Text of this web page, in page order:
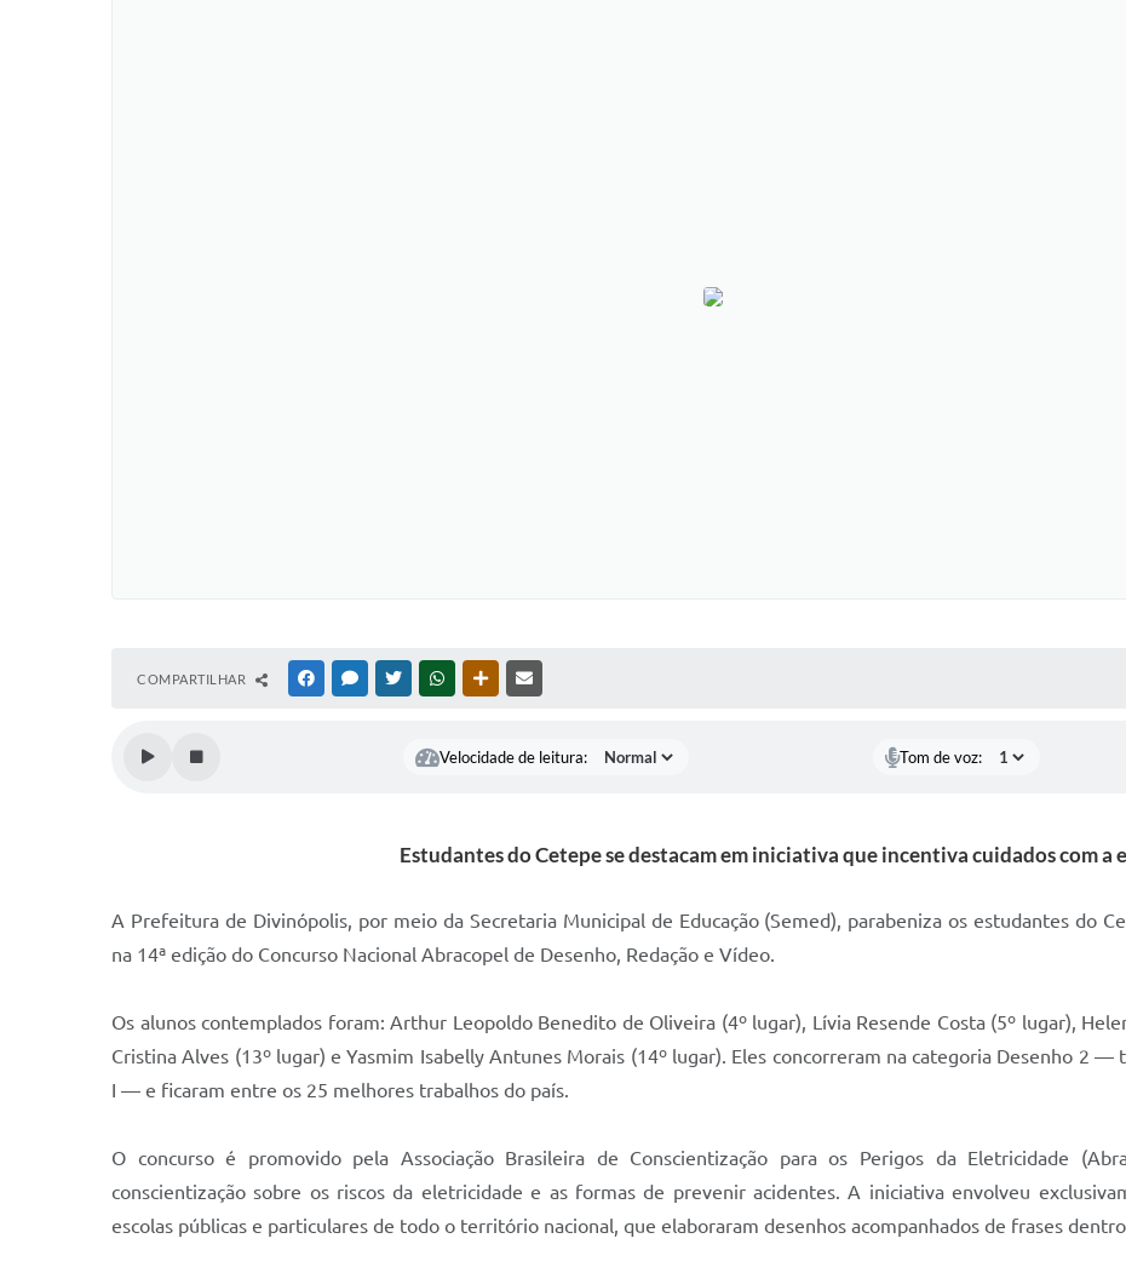
COMPARTILHAR FACEBOOKMESSENGER
TWITTERWHATSAPPOUTRAS MÍDIAS
Velocidade de leitura: Tom de voz:
Estudantes do Cetepe se destacam em iniciativa que incentiva cuidados com a
A Prefeitura de Divinópolis, por meio da Secretaria Municipal de Educação (Semed), parabeniza os estudantes do
na 14ª edição do Concurso Nacional Abracopel de Desenho, Redação e Vídeo.
Os alunos contemplados foram: Arthur Leopoldo Benedito de Oliveira (4º lugar), Lívia Resende Costa (5º lugar),
Cristina Alves (13º lugar) e Yasmim Isabelly Antunes Morais (14º lugar). Eles concorreram na categoria Desenho 2
I — e ficaram entre os 25 melhores trabalhos do país.
O concurso é promovido pela Associação Brasileira de Conscientização para os Perigos da Eletricidade
conscientização sobre os riscos da eletricidade e as formas de prevenir acidentes. A iniciativa envolveu
escolas públicas e particulares de todo o território nacional, que elaboraram desenhos acompanhados de frases